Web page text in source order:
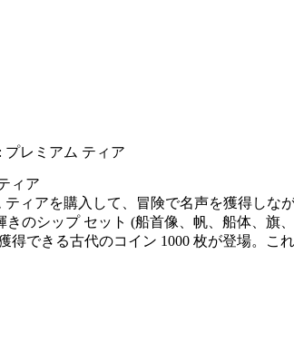
プレミアム ティア
ィア
ティアを購入して、冒険で名声を獲得し
のシップ セット (船首像、帆、船体、旗
得できる古代のコイン 1000 枚が登場。こ